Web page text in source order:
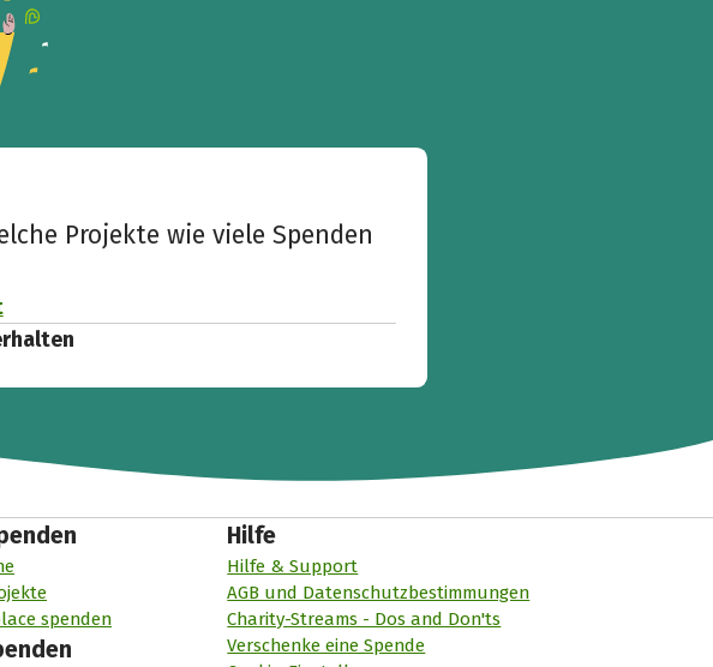
Projekte wie viele Spenden
spenden
Hilfe
Hilfe & Support
AGB und Datenschutzbestimmungen
Charity-Streams - Dos and Don'ts
Verschenke eine Spende